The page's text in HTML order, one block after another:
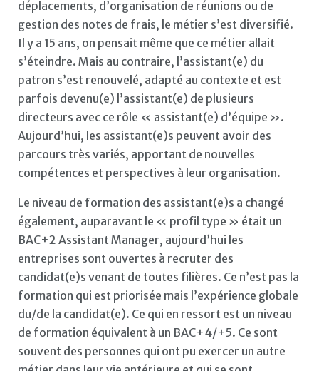
déplacements, d’organisation de réunions ou de
gestion des notes de frais, le métier s’est diversifié.
Il y a 15 ans, on pensait même que ce métier allait
s’éteindre. Mais au contraire, l’assistant(e) du
patron s’est renouvelé, adapté au contexte et est
parfois devenu(e) l’assistant(e) de plusieurs
directeurs avec ce rôle « assistant(e) d’équipe ».
Aujourd’hui, les assistant(e)s peuvent avoir des
parcours très variés, apportant de nouvelles
compétences et perspectives à leur organisation.
Le niveau de formation des assistant(e)s a changé
également, auparavant le « profil type » était un
BAC+2 Assistant Manager, aujourd’hui les
entreprises sont ouvertes à recruter des
candidat(e)s venant de toutes filières. Ce n’est pas la
formation qui est priorisée mais l’expérience globale
du/de la candidat(e). Ce qui en ressort est un niveau
de formation équivalent à un BAC+4/+5. Ce sont
souvent des personnes qui ont pu exercer un autre